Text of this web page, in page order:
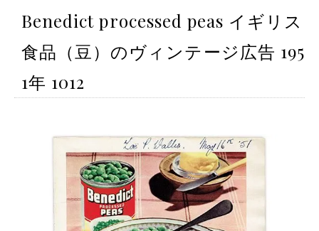
Benedict processed peas イギリス
食品（豆）のヴィンテージ広告 195
1年 1012